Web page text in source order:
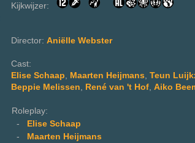
Kijkwijzer:
Director: Aniëlle Webster
Cast:
Elise Schaap
Maarten Heijmans Teun
Beppie Melissen
René van 't Hof Aiko
Roleplay:
-
Elise Schaap
-
Maarten Heijmans